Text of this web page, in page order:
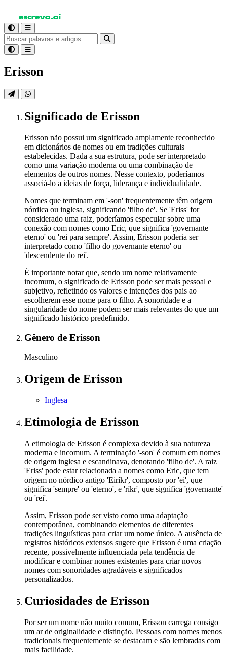
Erisson
Significado de Erisson
Erisson não possui um significado amplamente reconhecido
em dicionários de nomes ou em tradições culturais
estabelecidas. Dada a sua estrutura, pode ser interpretado
como uma variação moderna ou uma combinação de
elementos de outros nomes. Nesse contexto, poderíamos
associá-lo a ideias de força, liderança e individualidade.
Nomes que terminam em '-son' frequentemente têm origem
nórdica ou inglesa, significando 'filho de'. Se 'Eriss' for
considerado uma raiz, poderíamos especular sobre uma
conexão com nomes como Eric, que significa 'governante
eterno' ou 'rei para sempre'. Assim, Erisson poderia ser
interpretado como 'filho do governante eterno' ou
'descendente do rei'.
É importante notar que, sendo um nome relativamente
incomum, o significado de Erisson pode ser mais pessoal e
subjetivo, refletindo os valores e intenções dos pais ao
escolherem esse nome para o filho. A sonoridade e a
singularidade do nome podem ser mais relevantes do que um
significado histórico predefinido.
Gênero de Erisson
Masculino
Origem de Erisson
Inglesa
Etimologia de Erisson
A etimologia de Erisson é complexa devido à sua natureza
moderna e incomum. A terminação '-son' é comum em nomes
de origem inglesa e escandinava, denotando 'filho de'. A raiz
'Eriss' pode estar relacionada a nomes como Eric, que tem
origem no nórdico antigo 'Eiríkr', composto por 'ei', que
significa 'sempre' ou 'eterno', e 'ríkr', que significa 'governante'
ou 'rei'.
Assim, Erisson pode ser visto como uma adaptação
contemporânea, combinando elementos de diferentes
tradições linguísticas para criar um nome único. A ausência de
registros históricos extensos sugere que Erisson é uma criação
recente, possivelmente influenciada pela tendência de
modificar e combinar nomes existentes para criar novos
nomes com sonoridades agradáveis e significados
personalizados.
Curiosidades de Erisson
Por ser um nome não muito comum, Erisson carrega consigo
um ar de originalidade e distinção. Pessoas com nomes menos
tradicionais frequentemente se destacam e são lembradas com
mais facilidade.